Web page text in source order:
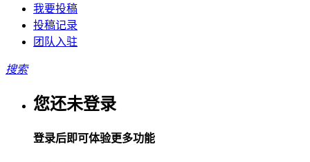
我要投稿
投稿记录
团队入驻
搜索
您还未登录
登录后即可体验更多功能